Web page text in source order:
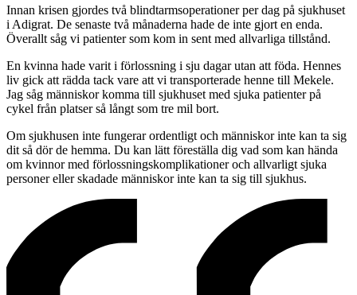
Innan krisen gjordes två blindtarmsoperationer per dag på sjukhuset
i Adigrat. De senaste två månaderna hade de inte gjort en enda.
Överallt såg vi patienter som kom in sent med allvarliga tillstånd.
En kvinna hade varit i förlossning i sju dagar utan att föda. Hennes
liv gick att rädda tack vare att vi transporterade henne till Mekele.
Jag såg människor komma till sjukhuset med sjuka patienter på
cykel från platser så långt som tre mil bort.
Om sjukhusen inte fungerar ordentligt och människor inte kan ta sig
dit så dör de hemma. Du kan lätt föreställa dig vad som kan hända
om kvinnor med förlossningskomplikationer och allvarligt sjuka
personer eller skadade människor inte kan ta sig till sjukhus.